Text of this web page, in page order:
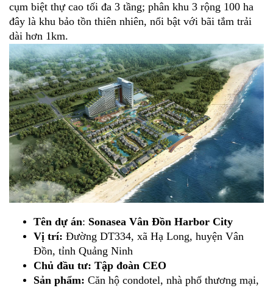
cụm biệt thự cao tối đa 3 tầng; phân khu 3 rộng 100 ha
đây là khu bảo tồn thiên nhiên, nổi bật với bãi tắm trải
dài hơn 1km.
Tên dự án: Sonasea Vân Đồn Harbor City
Vị trí: Đường DT334, xã Hạ Long, huyện Vân
Đồn, tỉnh Quảng Ninh
Chủ đầu tư: Tập đoàn CEO
Sản phẩm: Căn hộ condotel, nhà phố thương mại,